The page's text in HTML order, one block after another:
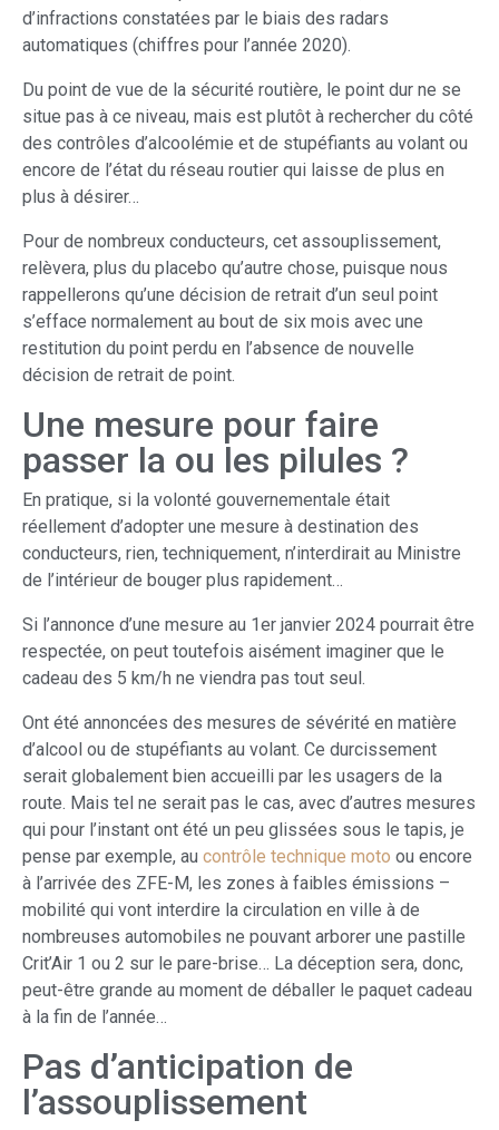
d’infractions constatées par le biais des radars
automatiques (chiffres pour l’année 2020).
Du point de vue de la sécurité routière, le point dur ne se
situe pas à ce niveau, mais est plutôt à rechercher du côté
des contrôles d’alcoolémie et de stupéfiants au volant ou
encore de l’état du réseau routier qui laisse de plus en
plus à désirer…
Pour de nombreux conducteurs, cet assouplissement,
relèvera, plus du placebo qu’autre chose, puisque nous
rappellerons qu’une décision de retrait d’un seul point
s’efface normalement au bout de six mois avec une
restitution du point perdu en l’absence de nouvelle
décision de retrait de point.
Une mesure pour faire
passer la ou les pilules ?
En pratique, si la volonté gouvernementale était
réellement d’adopter une mesure à destination des
conducteurs, rien, techniquement, n’interdirait au Ministre
de l’intérieur de bouger plus rapidement…
Si l’annonce d’une mesure au 1er janvier 2024 pourrait être
respectée, on peut toutefois aisément imaginer que le
cadeau des 5 km/h ne viendra pas tout seul.
Ont été annoncées des mesures de sévérité en matière
d’alcool ou de stupéfiants au volant. Ce durcissement
serait globalement bien accueilli par les usagers de la
route. Mais tel ne serait pas le cas, avec d’autres mesures
qui pour l’instant ont été un peu glissées sous le tapis, je
pense par exemple, au contrôle technique moto ou encore
à l’arrivée des ZFE-M, les zones à faibles émissions –
mobilité qui vont interdire la circulation en ville à de
nombreuses automobiles ne pouvant arborer une pastille
Crit’Air 1 ou 2 sur le pare-brise… La déception sera, donc,
peut-être grande au moment de déballer le paquet cadeau
à la fin de l’année…
Pas d’anticipation de
l’assouplissement